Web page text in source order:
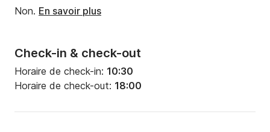
Check-in & check-out
Horaire de check-in: 10:30
Horaire de check-out: 18:00
Non. En savoir plus